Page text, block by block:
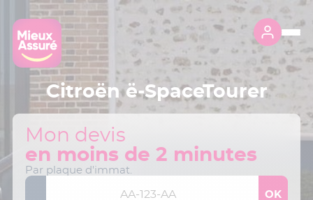
Citroën ë-SpaceTourer
Mon devis
en moins de 2 minutes
Par plaque d'immat.